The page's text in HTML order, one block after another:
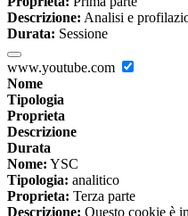
Descrizione: Analisi e
Durata: Sessione
www.youtube.com
Nome
Tipologia
Proprieta
Descrizione
Durata
Nome: YSC
Tipologia: analitico
Proprieta: Terza parte
Descrizione: Questo cookie è